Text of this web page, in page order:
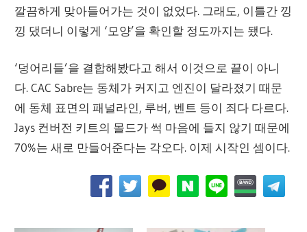
깔끔하게 맞아들어가는 것이 없었다. 그래도, 이틀간 낑
낑 댔더니 이렇게 ‘모양’을 확인할 정도까지는 됐다.
‘덩어리들’을 결합해봤다고 해서 이것으로 끝이 아니
다. CAC Sabre는 동체가 커지고 엔진이 달라졌기 때문
에 동체 표면의 패널라인, 루버, 벤트 등이 죄다 다르다.
Jays 컨버전 키트의 몰드가 썩 마음에 들지 않기 때문에
70%는 새로 만들어준다는 각오다. 이제 시작인 셈이다.